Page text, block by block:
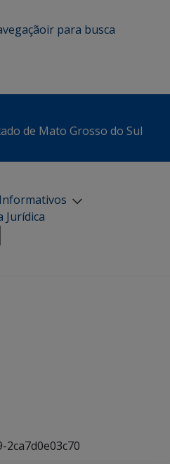
ir para busca
de Mato Grosso do Sul
Informativos
Jurídica
2ca7d0e03c70